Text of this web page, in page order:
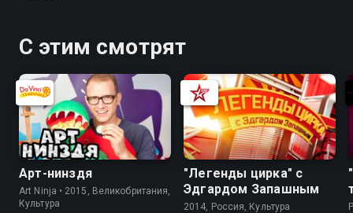
С этим смотрят
Арт-нинздя
Art Ninja • 2015, Великобритания,
Культура
"Легенды цирка" с
Эдгардом Запашным
2014, Россия, Культура